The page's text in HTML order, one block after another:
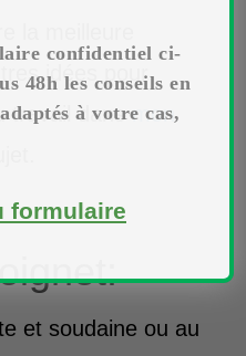
idées pour
travail dansmon
et soudaine ou au
confidentiel ci-
48h les conseils en
à votre cas,
formulaire